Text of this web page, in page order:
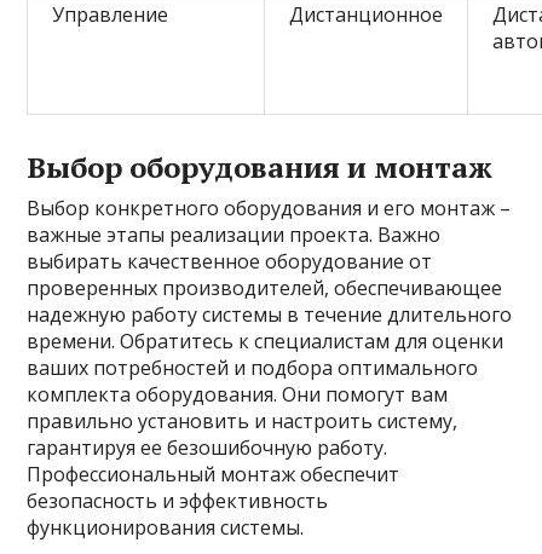
Управление
Дистанционное
Выбор оборудования и монтаж
Выбор конкретного оборудования и его монтаж –
важные этапы реализации проекта. Важно
выбирать качественное оборудование от
проверенных производителей, обеспечивающее
надежную работу системы в течение длительного
времени. Обратитесь к специалистам для оценки
ваших потребностей и подбора оптимального
комплекта оборудования. Они помогут вам
правильно установить и настроить систему,
гарантируя ее безошибочную работу.
Профессиональный монтаж обеспечит
безопасность и эффективность
функционирования системы.